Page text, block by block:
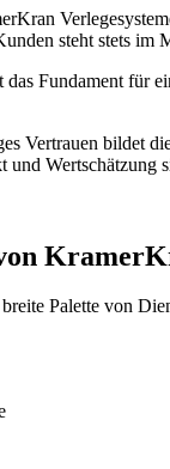
steht stets
das Fundament für
Vertrauen bildet
Palette von